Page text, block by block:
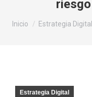
Estás aquí:
Inicio Estrategia Digital
Estrategia Digital